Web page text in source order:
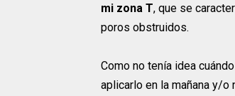
mi zona T, que se
poros obstruidos.
Como no tenía idea
aplicarlo en la mañana y/o